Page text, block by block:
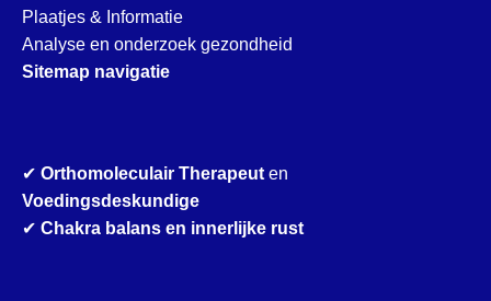
Plaatjes & Informatie
Analyse en onderzoek gezondheid
Sitemap navigatie
✔ Orthomoleculair Therapeut en
Voedingsdeskundige
✔ Chakra balans en innerlijke rust